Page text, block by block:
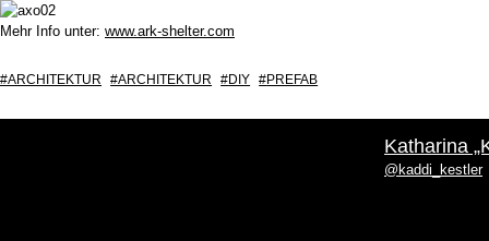
Mehr Info unter: www.ark-shelter.com
ARCHITEKTUR ARCHITEKTUR DIY PREFAB
Katharina
@kaddi_kestler